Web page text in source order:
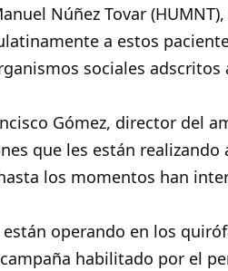
Núñez Tovar
a estos
sociales adscritos
Gómez, director del
que les están realizando
los momentos han
operando en los
habilitado por el